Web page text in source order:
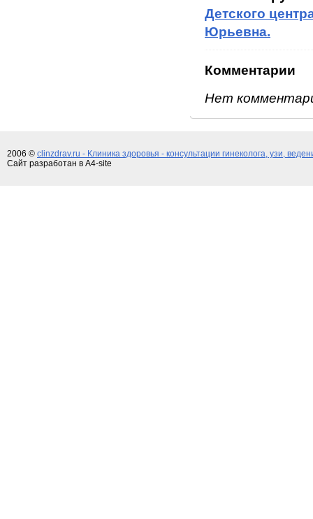
Детского
Юрьевна.
Комментарии
Нет
2006 © clinzdrav.ru - Клиника здоровья - консультации гинеколога, узи,
Сайт разработан в A4-site